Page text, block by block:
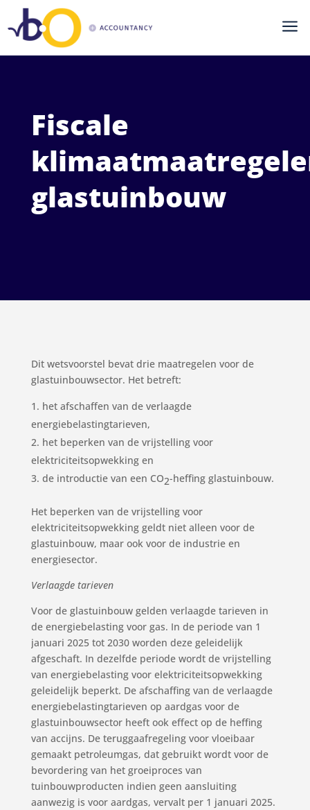
a
Fiscale
glastuinbouw
Dit wetsvoorstel bevat drie maatregelen voor de
glastuinbouwsector. Het betreft:
het afschaffen van de verlaagde
energiebelastingtarieven,
het beperken van de vrijstelling voor
elektriciteitsopwekking en
de introductie van een CO2-heffing glastuinbouw.
Het beperken van de vrijstelling voor
elektriciteitsopwekking geldt niet alleen voor de
glastuinbouw, maar ook voor de industrie en
energiesector.
Verlaagde tarieven
Voor de glastuinbouw gelden verlaagde tarieven in
de energiebelasting voor gas. In de periode van 1
januari 2025 tot 2030 worden deze geleidelijk
afgeschaft. In dezelfde periode wordt de vrijstelling
van energiebelasting voor elektriciteitsopwekking
geleidelijk beperkt. De afschaffing van de verlaagde
energiebelastingtarieven op aardgas voor de
glastuinbouwsector heeft ook effect op de heffing
van accijns. De teruggaafregeling voor vloeibaar
gemaakt petroleumgas, dat gebruikt wordt voor de
bevordering van het groeiproces van
tuinbouwproducten indien geen aansluiting
aanwezig is voor aardgas, vervalt per 1 januari 2025.